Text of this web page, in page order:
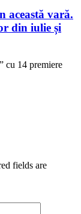
această vară.
din iulie și
cu 14 premiere
fields are